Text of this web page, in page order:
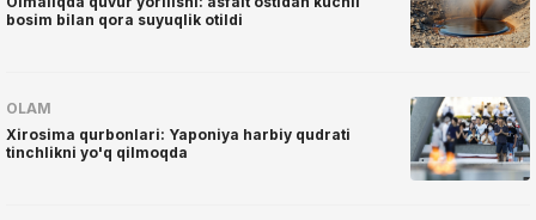
bosim bilan qora suyuqlik otildi
OLAM
Xirosima qurbonlari: Yaponiya harbiy qudrati
tinchlikni yo'q qilmoqda